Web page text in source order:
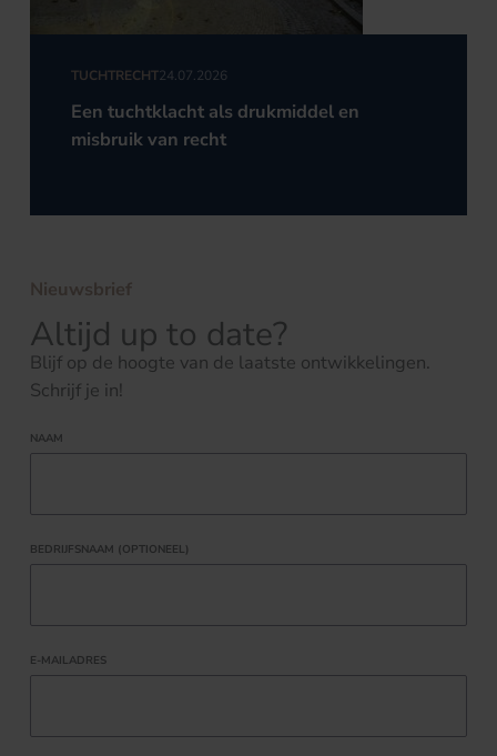
TUCHTRECHT24.07.2026
Een tuchtklacht als drukmiddel en
misbruik van recht
Nieuwsbrief
Altijd up to date?
Blijf op de hoogte van de laatste ontwikkelingen.
Schrijf je in!
NAAM
BEDRIJFSNAAM (OPTIONEEL)
E-MAILADRES